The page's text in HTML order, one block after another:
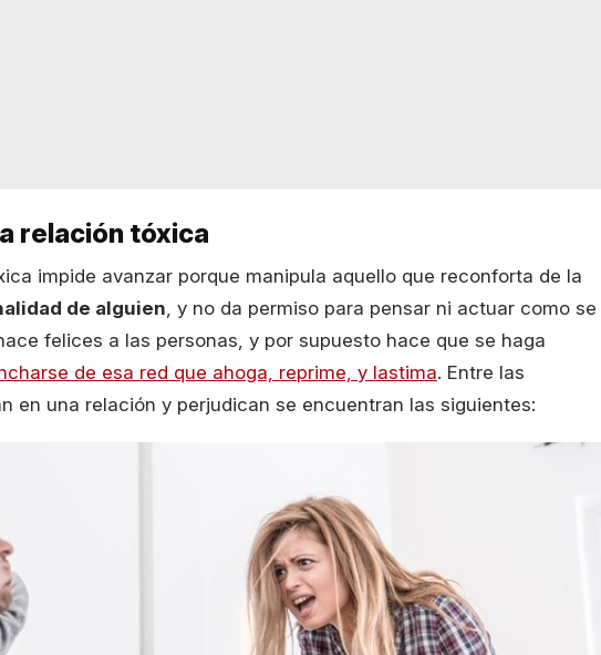
relación tóxica
impide avanzar porque manipula aquello que reconforta de la
de alguien , y no da permiso para pensar ni actuar como se
felices a las personas, y por supuesto hace que se haga
de esa red que ahoga, reprime, y lastima. Entre las
en una relación y perjudican se encuentran las siguientes: